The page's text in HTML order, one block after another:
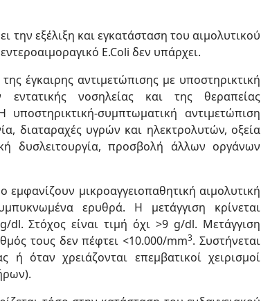
εξέλιξη και εγκατάσταση του αιμολυτικού
E.Coli δεν υπάρχει.
έγκαιρης αντιμετώπισης με υποστηρικτική
νοσηλείας και της θεραπείας
συμπτωματική αντιμετώπιση
διαταραχές υγρών και ηλεκτρολυτών, οξεία
δυσλειτουργία, προ­σβολή άλλων οργάνων
μικροαγγειοπαθητική αιμολυτική
ερυθρά. Η μετάγγιση κρίνεται
dl. Στόχος είναι τιμή όχι >9 g/dl. Μετάγγιση
τους δεν πέφτει <10.000/mm3. Συστήνεται
ή όταν χρειάζονται επεμβατικοί χειρισμοί